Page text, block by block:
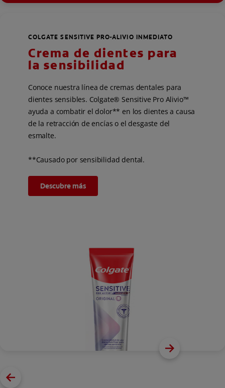
COLGATE SENSITIVE PRO-ALIVIO INMEDIATO
Crema de dientes para
la sensibilidad
Conoce nuestra línea de cremas dentales para
dientes sensibles. Colgate® Sensitive Pro Alivio™
ayuda a combatir el dolor** en los dientes a causa
de la retracción de encías o el desgaste del
esmalte.
**Causado por sensibilidad dental.
Descubre más